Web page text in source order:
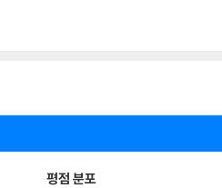
평점 분포